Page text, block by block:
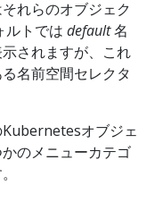
れらのオブジェク
ルトでは default名
されますが、これ
名前空間セレクタ
オブジェ
のメニューカテゴ